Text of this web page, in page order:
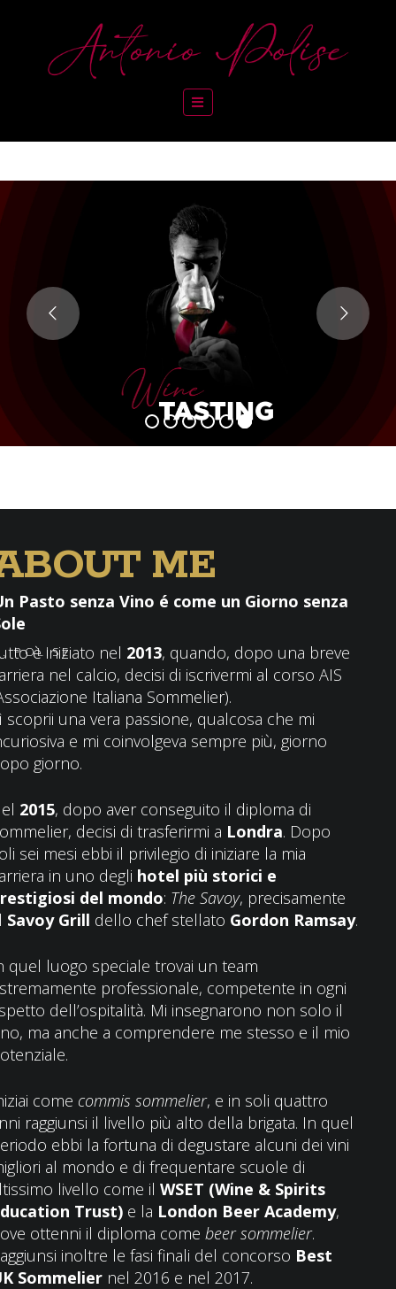
Navigation
ME
Pasto senza Vino é come un Giorno senza
POLISE
è iniziato nel 2013, quando, dopo una breve
nel calcio, decisi di iscrivermi al corso AIS
Italiana Sommelier).
scoprii una vera passione, qualcosa che mi
e mi coinvolgeva sempre più, giorno
giorno.
2015, dopo aver conseguito il diploma di
decisi di trasferirmi a Londra. Dopo
sei mesi ebbi il privilegio di iniziare la mia
in uno degli hotel più storici e
del mondo: The Savoy, precisamente
Savoy Grill dello chef stellato Gordon Ramsay.
quel luogo speciale trovai un team
professionale, competente in ogni
dell’ospitalità. Mi insegnarono non solo il
ma anche a comprendere me stesso e il mio
come commis sommelier, e in soli quattro
raggiunsi il livello più alto della brigata. In quel
ebbi la fortuna di degustare alcuni dei vini
al mondo e di frequentare scuole di
livello come il WSET (Wine & Spirits
Trust) e la London Beer Academy,
ottenni il diploma come beer sommelier.
inoltre le fasi finali del concorso Best
Sommelier nel 2016 e nel 2017.